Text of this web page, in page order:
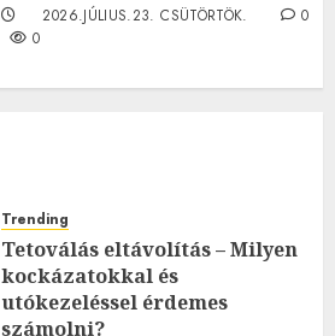
2026.JÚLIUS.23. CSÜTÖRTÖK.
0
0
Trending
Tetoválás eltávolítás – Milyen
kockázatokkal és
utókezeléssel érdemes
számolni?